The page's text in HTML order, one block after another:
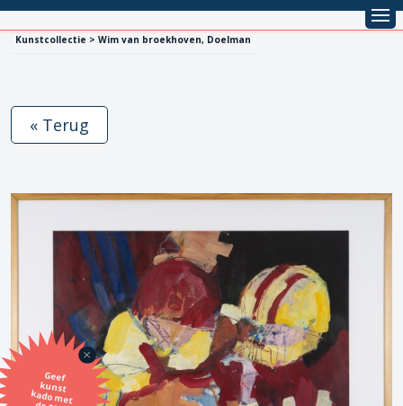
Kunstcollectie > Wim van broekhoven, Doelman
Geef
kunst
kado met
de SBK
« Terug